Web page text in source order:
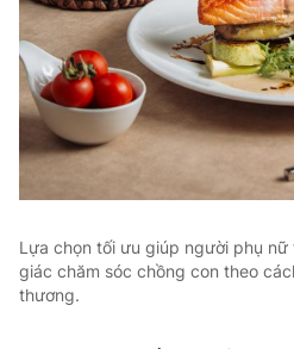
Lựa chọn tối ưu giúp người phụ
giác chăm sóc chồng con theo
thương.